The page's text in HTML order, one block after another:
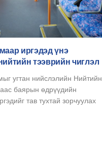
иргэдэд үнэ
тээврийн чиглэл
угтан нийслэлийн Нийтийн
баярын өдрүүдийн
тав тухтай зорчуулах